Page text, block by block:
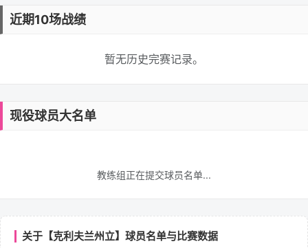
近期10场战绩
暂无历史完赛记录。
现役球员大名单
教练组正在提交球员名单...
关于【克利夫兰州立】球员名单与比赛数据